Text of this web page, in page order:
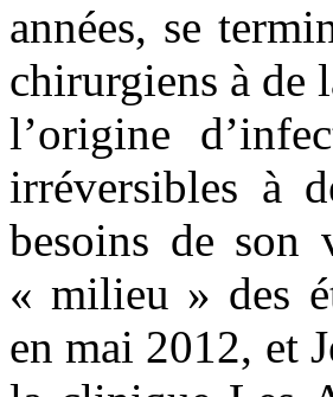
années, se
chirurgiens à de
l’origine
irréversibles à
besoins de son
« milieu » des
en mai 2012, et